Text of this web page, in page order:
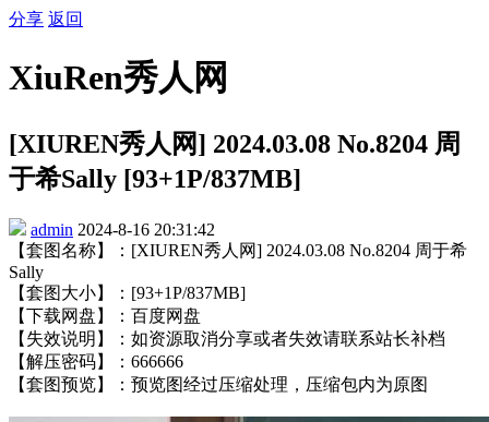
分享 返回
XiuRen秀人网
[XIUREN秀人网] 2024.03.08 No.8204 周
于希Sally [93+1P/837MB]
admin 2024-8-16 20:31:42
【套图名称】：[XIUREN秀人网] 2024.03.08 No.8204 周于希
Sally
【套图大小】：[93+1P/837MB]
【下载网盘】：百度网盘
【失效说明】：如资源取消分享或者失效请联系站长补档
【解压密码】：666666
【套图预览】：预览图经过压缩处理，压缩包内为原图